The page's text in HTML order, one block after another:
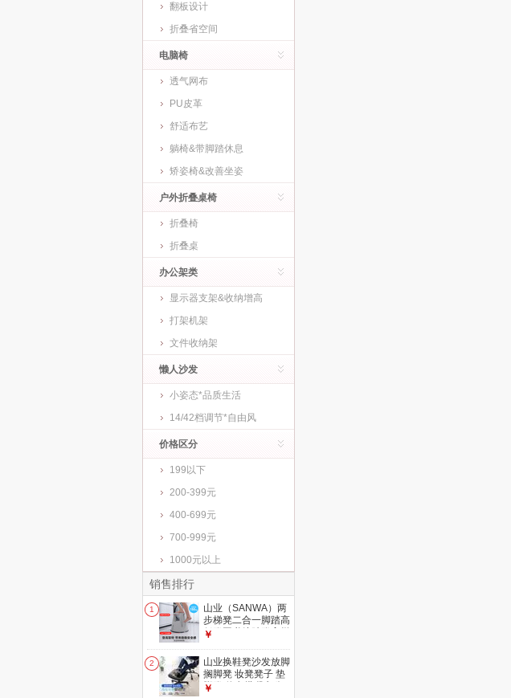
翻板设计
折叠省空间
电脑椅
透气网布
PU皮革
舒适布艺
躺椅&带脚踏休息
矫姿椅&改善坐姿
户外折叠桌椅
折叠椅
折叠桌
办公架类
显示器支架&收纳增高
打架机架
文件收纳架
懒人沙发
小姿态*品质生活
14/42档调节*自由风
价格区分
199以下
200-399元
400-699元
700-999元
1000元以上
销售排行
1
山业（SANWA）两
步梯凳二合一脚踏高
低凳图书馆踏凳高梯
鞋凳 (火爆)【二步
梯】-高41.5cm|轻音
制动隐形轮-时空灰
￥
2
山业换鞋凳沙发放脚
搁脚凳 妆凳凳子 垫
脚凳 休息搭腿办公
￥